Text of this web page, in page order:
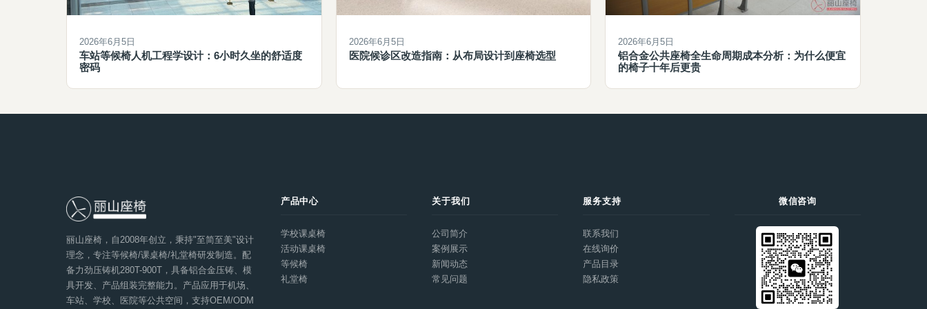
2026年6月5日
车站等候椅人机工程学设计：6小时久坐的舒适度
密码
2026年6月5日
医院候诊区改造指南：从布局设计到座椅选型
2026年6月5日
铝合金公共座椅全生命周期成本分析：为什么便宜
的椅子十年后更贵
丽山座椅，自2008年创立，秉持"至简至美"设计
理念，专注等候椅/课桌椅/礼堂椅研发制造。配
备力劲压铸机280T-900T，具备铝合金压铸、模
具开发、产品组装完整能力。产品应用于机场、
车站、学校、医院等公共空间，支持OEM/ODM
产品中心
学校课桌椅
活动课桌椅
等候椅
礼堂椅
关于我们
公司简介
案例展示
新闻动态
常见问题
服务支持
联系我们
在线询价
产品目录
隐私政策
微信咨询